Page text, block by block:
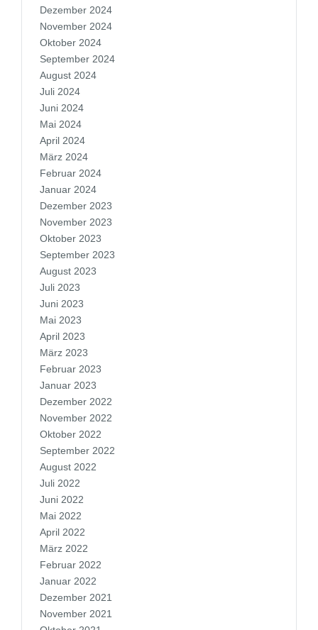
Dezember 2024
November 2024
Oktober 2024
September 2024
August 2024
Juli 2024
Juni 2024
Mai 2024
April 2024
März 2024
Februar 2024
Januar 2024
Dezember 2023
November 2023
Oktober 2023
September 2023
August 2023
Juli 2023
Juni 2023
Mai 2023
April 2023
März 2023
Februar 2023
Januar 2023
Dezember 2022
November 2022
Oktober 2022
September 2022
August 2022
Juli 2022
Juni 2022
Mai 2022
April 2022
März 2022
Februar 2022
Januar 2022
Dezember 2021
November 2021